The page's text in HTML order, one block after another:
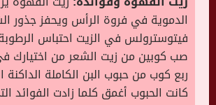
الدموية في فروة الرأس ويحفز جذور
فيتوسترولس في الزيت احتباس
صب كوبين من زيت الشعر من اختيارك
ربع كوب من حبوب البن الكاملة
كانت الحبوب أغمق كلما زادت الفوائد